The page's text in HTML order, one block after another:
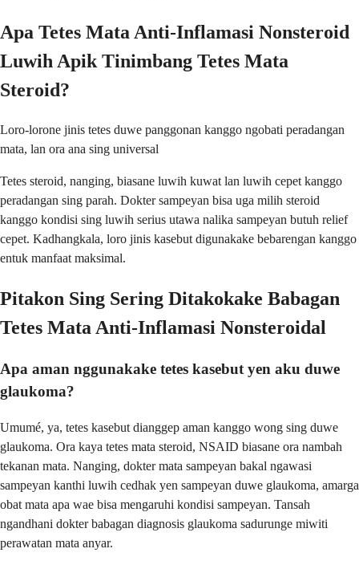
Apa Tetes Mata Anti-Inflamasi Nonsteroid
Luwih Apik Tinimbang Tetes Mata
Steroid?
Loro-lorone jinis tetes duwe panggonan kanggo ngobati peradangan
mata, lan ora ana sing universal
Tetes steroid, nanging, biasane luwih kuwat lan luwih cepet kanggo
peradangan sing parah. Dokter sampeyan bisa uga milih steroid
kanggo kondisi sing luwih serius utawa nalika sampeyan butuh relief
cepet. Kadhangkala, loro jinis kasebut digunakake bebarengan kanggo
entuk manfaat maksimal.
Pitakon Sing Sering Ditakokake Babagan
Tetes Mata Anti-Inflamasi Nonsteroidal
Apa aman nggunakake tetes kasebut yen aku duwe
glaukoma?
Umumé, ya, tetes kasebut dianggep aman kanggo wong sing duwe
glaukoma. Ora kaya tetes mata steroid, NSAID biasane ora nambah
tekanan mata. Nanging, dokter mata sampeyan bakal ngawasi
sampeyan kanthi luwih cedhak yen sampeyan duwe glaukoma, amarga
obat mata apa wae bisa mengaruhi kondisi sampeyan. Tansah
ngandhani dokter babagan diagnosis glaukoma sadurunge miwiti
perawatan mata anyar.